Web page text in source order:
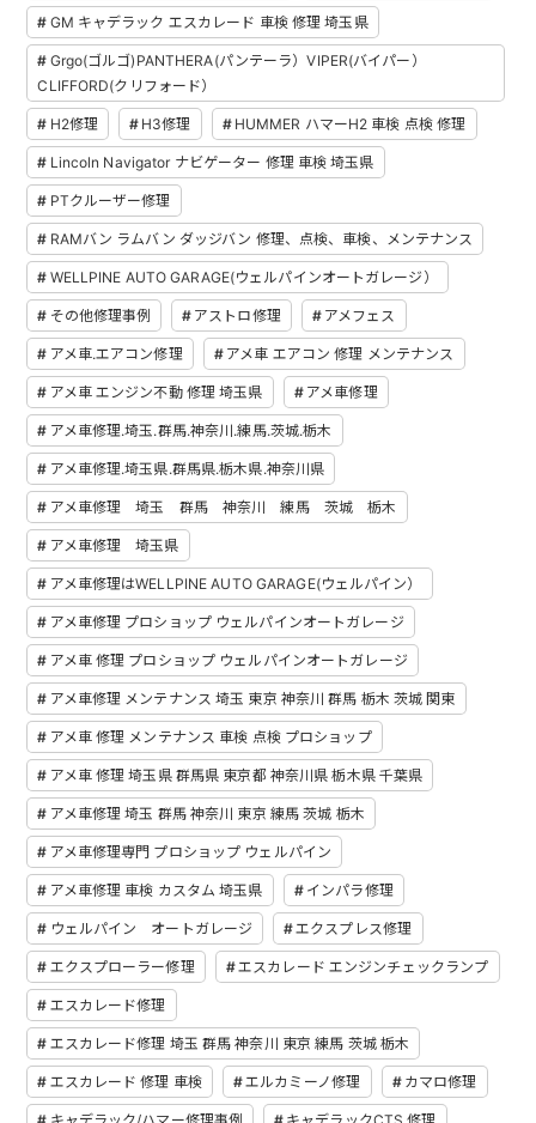
GM キャデラック エスカレード 車検 修理 埼玉県
Grgo(ゴルゴ)PANTHERA(パンテーラ）VIPER(バイパー）
CLIFFORD(クリフォード）
H2修理 H3修理 HUMMER ハマーH2 車検 点検 修理
Lincoln Navigator ナビゲーター 修理 車検 埼玉県
PTクルーザー修理
RAMバン ラムバン ダッジバン 修理、点検、車検、メンテナンス
WELLPINE AUTO GARAGE(ウェルパインオートガレージ）
その他修理事例 アストロ修理 アメフェス
アメ車.エアコン修理 アメ車 エアコン 修理 メンテナンス
アメ車 エンジン不動 修理 埼玉県 アメ車修理
アメ車修理.埼玉.群馬.神奈川.練馬.茨城.栃木
アメ車修理.埼玉県.群馬県.栃木県.神奈川県
アメ車修理 埼玉 群馬 神奈川 練馬 茨城 栃木
アメ車修理 埼玉県
アメ車修理はWELLPINE AUTO GARAGE(ウェルパイン）
アメ車修理 プロショップ ウェルパインオートガレージ
アメ車 修理 プロショップ ウェルパインオートガレージ
アメ車修理 メンテナンス 埼玉 東京 神奈川 群馬 栃木 茨城 関東
アメ車 修理 メンテナンス 車検 点検 プロショップ
アメ車 修理 埼玉県 群馬県 東京都 神奈川県 栃木県 千葉県
アメ車修理 埼玉 群馬 神奈川 東京 練馬 茨城 栃木
アメ車修理専門 プロショップ ウェルパイン
アメ車修理 車検 カスタム 埼玉県 インパラ修理
ウェルパイン オートガレージ エクスプレス修理
エクスプローラー修理 エスカレード エンジンチェックランプ
エスカレード修理
エスカレード修理 埼玉 群馬 神奈川 東京 練馬 茨城 栃木
エスカレード 修理 車検 エルカミーノ修理 カマロ修理